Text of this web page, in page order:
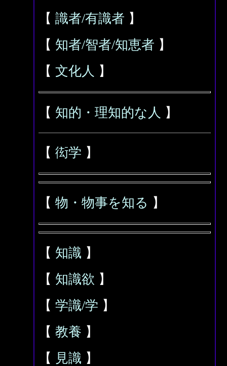
【 識者/有識者 】
【 知者/智者/知恵者 】
【 文化人 】
【 知的・理知的な人 】
【 衒学 】
【 物・物事を知る 】
【 知識 】
【 知識欲 】
【 学識/学 】
【 教養 】
【 見識 】